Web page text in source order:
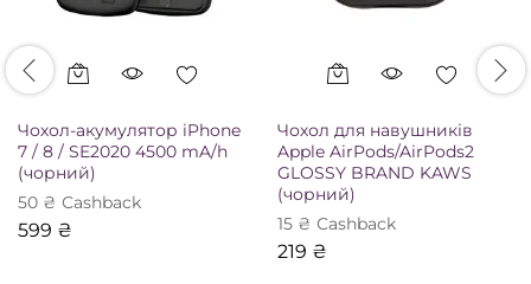
Чохол-акумулятор iPhone
7 / 8 / SE2020 4500 mA/h
(чорний)
50 ₴ Сashback
599 ₴
Чохол для навушників
Apple AirPods/AirPods2
GLOSSY BRAND KAWS
(чорний)
15 ₴ Сashback
219 ₴